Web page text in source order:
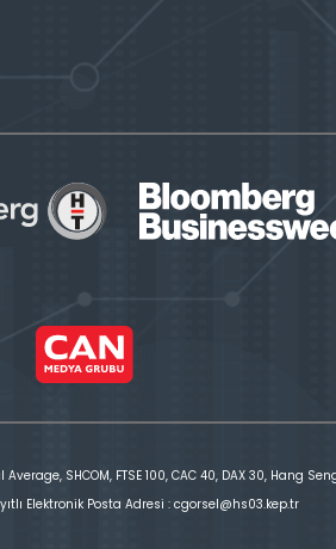
SHCOM, FTSE 100, CAC 40, DAX 30, Hang
Elektronik Posta Adresi : cgorsel@hs03.kep.tr